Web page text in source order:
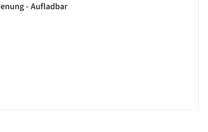
- Aufladbar